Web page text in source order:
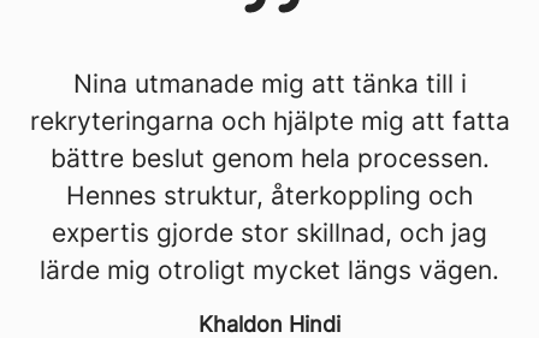
Nina utmanade mig att tänka till i
rekryteringarna och hjälpte mig att fatta
bättre beslut genom hela processen.
Hennes struktur, återkoppling och
expertis gjorde stor skillnad, och jag
lärde mig otroligt mycket längs vägen.
Khaldon Hindi